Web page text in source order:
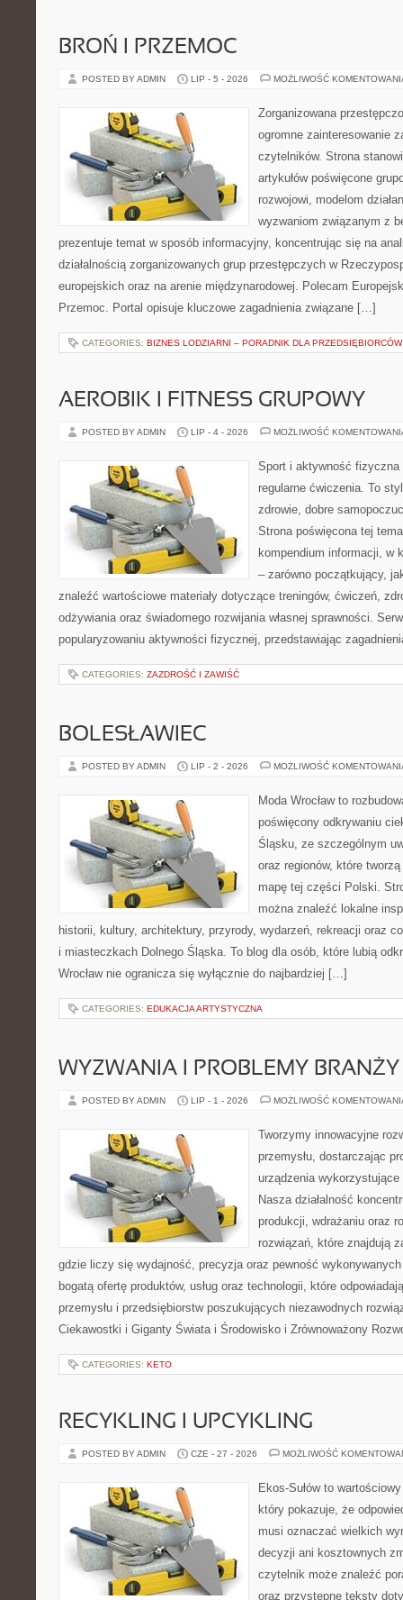
BROŃ I PRZEMOC
POSTED BY ADMIN LIP - 5 - 2026 MOŻLIWOŚĆ
Zorganizowana
ogromne zainteresowanie
czytelników. Strona
artykułów poświęcone
rozwojowi, modelom
wyzwaniom związanym z
prezentuje temat w sposób informacyjny, koncentrując się na
działalnością zorganizowanych grup przestępczych w
europejskich oraz na arenie międzynarodowej. Polecam
Przemoc. Portal opisuje kluczowe zagadnienia związane […]
CATEGORIES: BIZNES LODZIARNI – PORADNIK DLA PRZEDSIĘBIORCÓW
AEROBIK I FITNESS GRUPOWY
POSTED BY ADMIN LIP - 4 - 2026 MOŻLIWOŚĆ
Sport i aktywność
regularne ćwiczenia. To
zdrowie, dobre
Strona poświęcona tej
kompendium informacji, w
– zarówno początkujący,
znaleźć wartościowe materiały dotyczące treningów, ćwiczeń,
odżywiania oraz świadomego rozwijania własnej sprawności.
popularyzowaniu aktywności fizycznej, przedstawiając
CATEGORIES: ZAZDROŚĆ I ZAWIŚĆ
BOLESŁAWIEC
POSTED BY ADMIN LIP - 2 - 2026 MOŻLIWOŚĆ
Moda Wrocław to
poświęcony odkrywaniu
Śląsku, ze szczególnym
oraz regionów, które
mapę tej części Polski.
można znaleźć lokalne
historii, kultury, architektury, przyrody, wydarzeń, rekreacji oraz
i miasteczkach Dolnego Śląska. To blog dla osób, które lubią
Wrocław nie ogranicza się wyłącznie do najbardziej […]
CATEGORIES: EDUKACJA ARTYSTYCZNA
WYZWANIA I PROBLEMY BRANŻY
POSTED BY ADMIN LIP - 1 - 2026 MOŻLIWOŚĆ
Tworzymy innowacyjne
przemysłu, dostarczając
urządzenia
Nasza działalność
produkcji, wdrażaniu oraz
rozwiązań, które znajdują
gdzie liczy się wydajność, precyzja oraz pewność
bogatą ofertę produktów, usług oraz technologii, które
przemysłu i przedsiębiorstw poszukujących niezawodnych
Ciekawostki i Giganty Świata i Środowisko i Zrównoważony
CATEGORIES: KETO
RECYKLING I UPCYKLING
POSTED BY ADMIN CZE - 27 - 2026 MOŻLIWOŚĆ
Ekos-Sułów to
który pokazuje, że
musi oznaczać wielkich
decyzji ani kosztownych
czytelnik może znaleźć
oraz przystępne teksty